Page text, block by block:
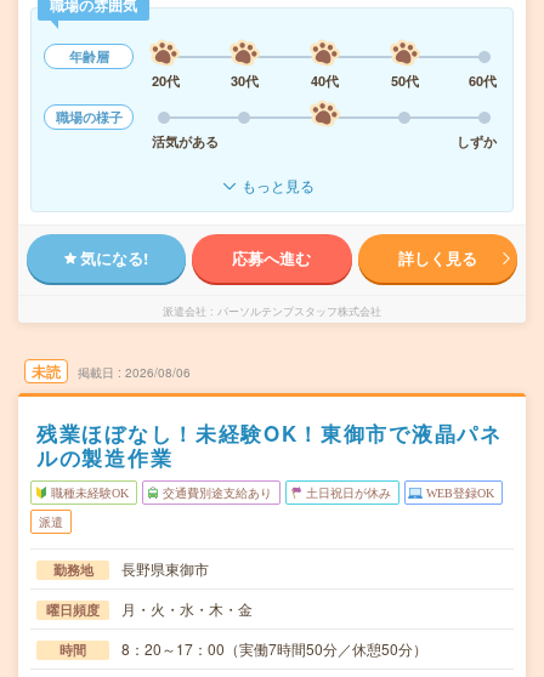
職場の雰囲気
年齢層
20代
30代 40代 50代
60代
職場の様子
活気がある
しずか
もっと見る
気になる! 応募へ進む 詳しく見る
派遣会社 パーソルテンプスタッフ株式会社
未読 掲載日 2026/08/06
残業ほぼなし！未経験OK！東御市で液晶パネ
ルの製造作業
職種未経験OK 交通費別途支給あり 土日祝日が休み WEB登録OK
派遣
勤務地 長野県東御市
曜日頻度 月・火・水・木・金
時間 8：20～17：00（実働7時間50分／休憩50分）